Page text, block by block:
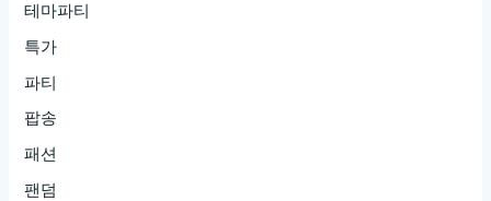
테마파티
특가
파티
팝송
패션
팬덤